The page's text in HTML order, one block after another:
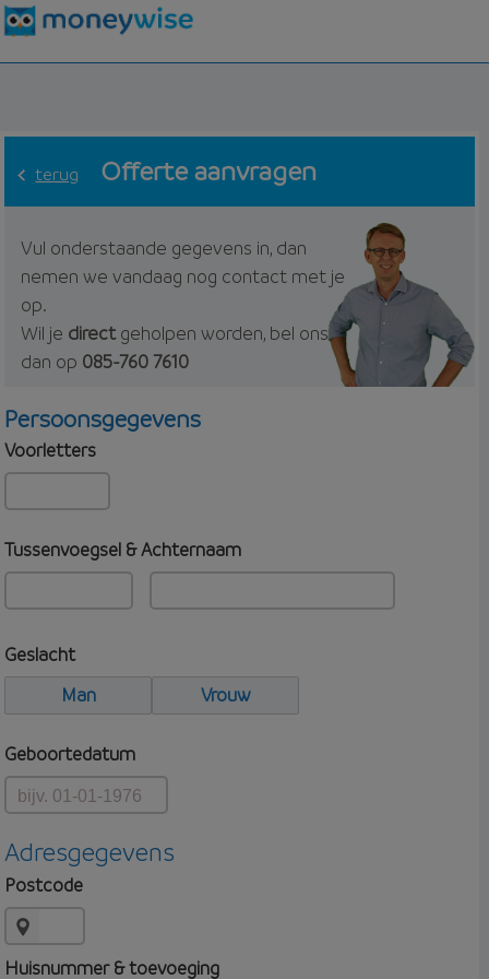
terug Offerte aanvragen
Vul onderstaande gegevens in, dan
nemen we vandaag nog contact met je
op.
Wil je directgeholpen worden, bel ons
dan op 085-760 7610
Persoonsgegevens
Voorletters
Tussenvoegsel & Achternaam
Geslacht
Man
Vrouw
Geboortedatum
Adresgegevens
Postcode
Huisnummer & toevoeging